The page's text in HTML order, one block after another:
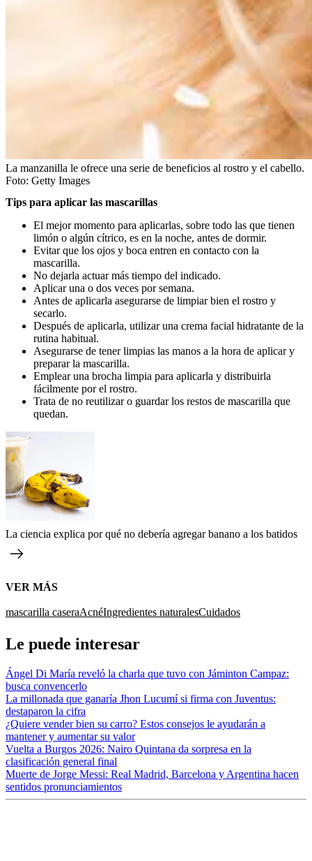
La manzanilla le ofrece una serie de beneficios al rostro y el cabello.
Foto: Getty Images
Tips para aplicar las mascarillas
El mejor momento para aplicarlas, sobre todo las que tienen
limón o algún cítrico, es en la noche, antes de dormir.
Evitar que los ojos y boca entren en contacto con la
mascarilla.
No dejarla actuar más tiempo del indicado.
Aplicar una o dos veces por semana.
Antes de aplicarla asegurarse de limpiar bien el rostro y
secarlo.
Después de aplicarla, utilizar una crema facial hidratante de la
rutina habitual.
Asegurarse de tener limpias las manos a la hora de aplicar y
preparar la mascarilla.
Emplear una brocha limpia para aplicarla y distribuirla
fácilmente por el rostro.
Trata de no reutilizar o guardar los restos de mascarilla que
quedan.
La ciencia explica por qué no debería agregar banano a los batidos
VER MÁS
mascarilla caseraAcnéIngredientes naturalesCuidados
Le puede interesar
Ángel Di María reveló la charla que tuvo con Jáminton Campaz:
busca convencerlo
La millonada que ganaría Jhon Lucumí si firma con Juventus:
destaparon la cifra
¿Quiere vender bien su carro? Estos consejos le ayudarán a
mantener y aumentar su valor
Vuelta a Burgos 2026: Nairo Quintana da sorpresa en la
clasificación general final
Muerte de Jorge Messi: Real Madrid, Barcelona y Argentina hacen
sentidos pronunciamientos